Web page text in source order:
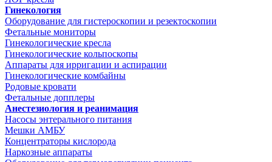
Гинекология
Оборудование для гистероскопии и резектоскопии
Фетальные мониторы
Гинекологические кресла
Гинекологические кольпоскопы
Аппараты для ирригации и аспирации
Гинекологические комбайны
Родовые кровати
Фетальные допплеры
Анестезиология и реанимация
Насосы энтерального питания
Мешки АМБУ
Концентраторы кислорода
Наркозные аппараты